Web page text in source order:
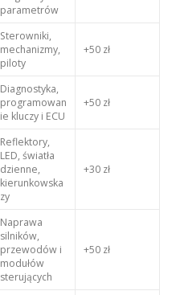
parametrów
Sterowniki,
mechanizmy,
piloty
+50 zł
Diagnostyka,
programowan
ie kluczy i ECU
+50 zł
Reflektory,
LED, światła
dzienne,
kierunkowska
zy
+30 zł
Naprawa
silników,
przewodów i
modułów
sterujących
+50 zł